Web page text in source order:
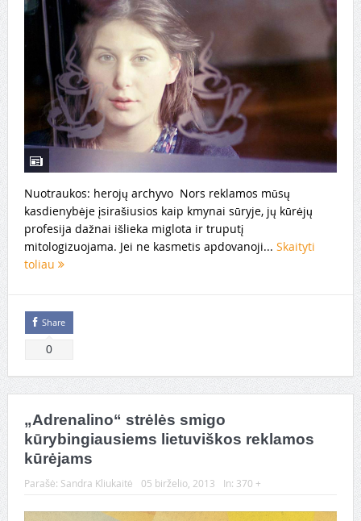
Nuotraukos: herojų archyvo Nors reklamos mūsų
kasdienybėje įsirašiusios kaip kmynai sūryje, jų kūrėjų
profesija dažnai išlieka miglota ir truputį
mitologizuojama. Jei ne kasmetis apdovanoji... Skaityti
toliau
Share
0
„Adrenalino“ strėlės smigo
kūrybingiausiems lietuviškos reklamos
kūrėjams
Parašė: Sandra Kliukaitė 05 birželio, 2013 In: 370 +